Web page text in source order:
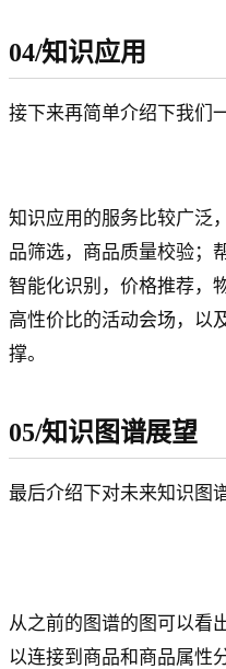
04/知识应用
接下来再简单介绍下我们
知识应用的服务比较广泛
品筛选，商品质量校验；
智能化识别，价格推荐，
高性价比的活动会场，以
撑。
05/知识图谱展望
最后介绍下对未来知识图
从之前的图谱的图可以看
以连接到商品和商品属性